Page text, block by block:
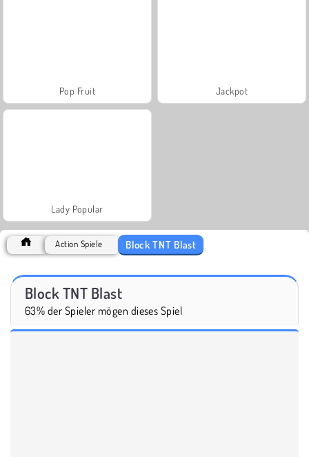
Pop Fruit Jackpot
Lady Popular
Action Spiele Block TNT Blast
Block TNT Blast
63% der Spieler mögen dieses Spiel